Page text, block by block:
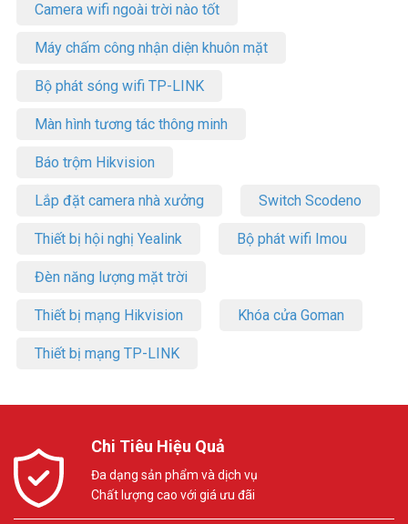
Camera wifi ngoài trời nào tốt
Máy chấm công nhận diện khuôn mặt
Bộ phát sóng wifi TP-LINK
Màn hình tương tác thông minh
Báo trộm Hikvision
Lắp đặt camera nhà xưởng Switch Scodeno
Thiết bị hội nghị Yealink Bộ phát wifi Imou
Đèn năng lượng mặt trời
Thiết bị mạng Hikvision Khóa cửa Goman
Thiết bị mạng TP-LINK
Chi Tiêu Hiệu Quả
Đa dạng sản phẩm và dịch vụ
Chất lượng cao với giá ưu đãi